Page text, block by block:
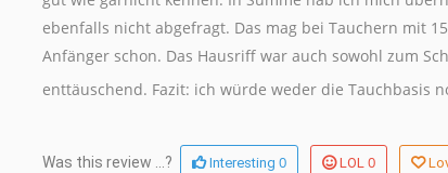
ebenfalls nicht abgefragt. Das mag bei Tauchern mit
Anfänger schon. Das Hausriff war auch sowohl zum
enttäuschend. Fazit: ich würde weder die Tauchbasis
Was this review ...? Interesting0 LOL0